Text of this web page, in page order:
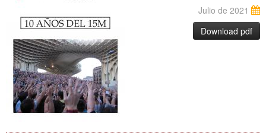
Download pdf